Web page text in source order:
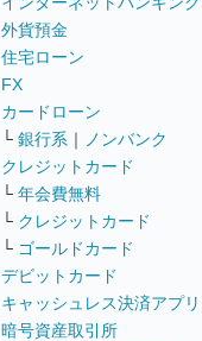
外貨預金
住宅ローン
FX
カードローン
└ 銀行系 ｜
ノンバンク
クレジットカード
└ 年会費無料
└ クレジットカード
└ ゴールドカード
デビットカード
キャッシュレス決済アプリ
暗号資産取引所